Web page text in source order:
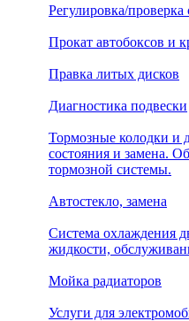
Регулировка/проверка
Прокат автобоксов и
Правка литых дисков
Диагностика подвески
Тормозные колодки и
состояния и замена.
тормозной системы.
Автостекло, замена
Система охлаждения
жидкости,
Мойка радиаторов
Услуги для